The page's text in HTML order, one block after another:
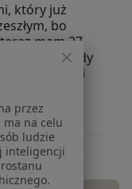
który już
bo
mam 27
gdy
się z pozycji
i nie
jak…
przez
ma na celu
ludzie
inteligencji